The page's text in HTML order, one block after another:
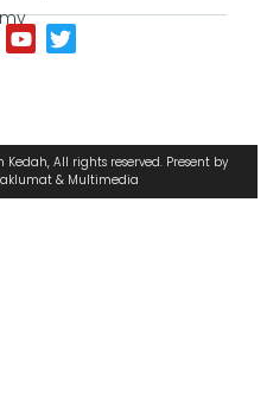
All rights reserved. Present by
& Multimedia